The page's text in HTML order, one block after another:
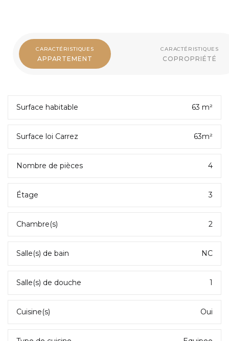
CARACTÉRISTIQUES
APPARTEMENT
CARACTÉRISTIQUES
COPROPRIÉTÉ
Surface habitable 63 m²
Surface loi Carrez 63m²
Nombre de pièces 4
Étage 3
Chambre(s) 2
Salle(s) de bain NC
Salle(s) de douche 1
Cuisine(s) Oui